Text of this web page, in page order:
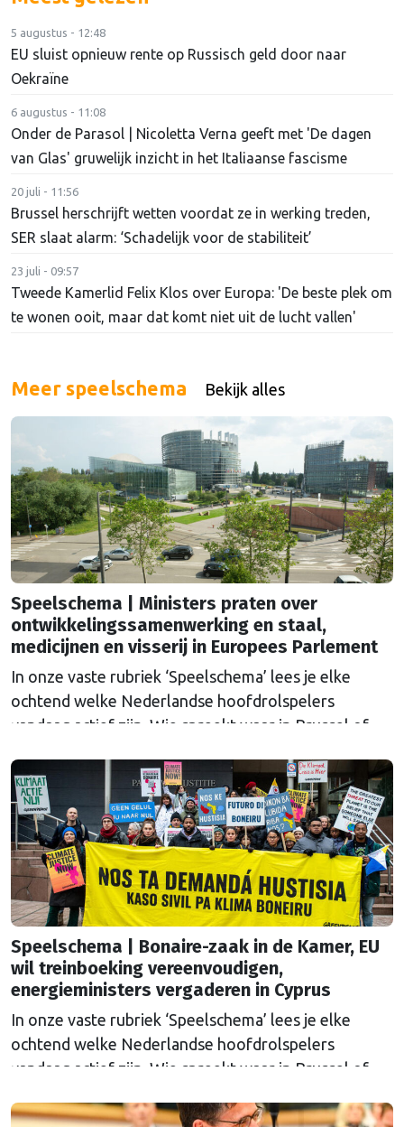
5 augustus - 12:48
EU sluist opnieuw rente op Russisch geld door naar
Oekraïne
6 augustus - 11:08
Onder de Parasol | Nicoletta Verna geeft met 'De dagen
van Glas' gruwelijk inzicht in het Italiaanse fascisme
20 juli - 11:56
Brussel herschrijft wetten voordat ze in werking treden,
SER slaat alarm: ‘Schadelijk voor de stabiliteit’
23 juli - 09:57
Tweede Kamerlid Felix Klos over Europa: 'De beste plek om
te wonen ooit, maar dat komt niet uit de lucht vallen'
Meer speelschema Bekijk alles
Speelschema | Ministers praten over
ontwikkelingssamenwerking en staal,
medicijnen en visserij in Europees Parlement
In onze vaste rubriek ‘Speelschema’ lees je elke
ochtend welke Nederlandse hoofdrolspelers
vandaag actief zijn. Wie spreekt waar in Brussel of
agenda?
Speelschema | Bonaire-zaak in de Kamer, EU
wil treinboeking vereenvoudigen,
energieministers vergaderen in Cyprus
In onze vaste rubriek ‘Speelschema’ lees je elke
ochtend welke Nederlandse hoofdrolspelers
vandaag actief zijn. Wie spreekt waar in Brussel of
agenda?